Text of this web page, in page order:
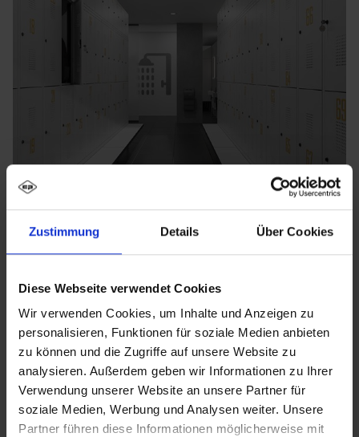
Zustimmung Details Über Cookies
Diese Webseite verwendet Cookies
Wir verwenden Cookies, um Inhalte und Anzeigen zu
personalisieren, Funktionen für soziale Medien anbieten
zu können und die Zugriffe auf unsere Website zu
analysieren. Außerdem geben wir Informationen zu Ihrer
Verwendung unserer Website an unsere Partner für
soziale Medien, Werbung und Analysen weiter. Unsere
Partner führen diese Informationen möglicherweise mit